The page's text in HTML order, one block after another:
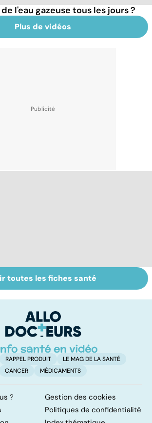
l'eau gazeuse tous les jours ?
Plus de vidéos
santé
:
Faire du sport à
domicile, c'est
toutes les fiches santé
RAPPEL PRODUIT
LE MAG DE LA SANTÉ
CANCER
MÉDICAMENTS
?
Gestion des cookies
Politiques de confidentialité